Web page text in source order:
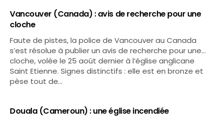
Vancouver (Canada) : avis de recherche pour une
cloche
Faute de pistes, la police de Vancouver au Canada
s’est résolue à publier un avis de recherche pour une…
cloche, volée le 25 août dernier à l’église anglicane
Saint Etienne. Signes distinctifs : elle est en bronze et
pèse tout de…
Douala (Cameroun) : une église incendiée